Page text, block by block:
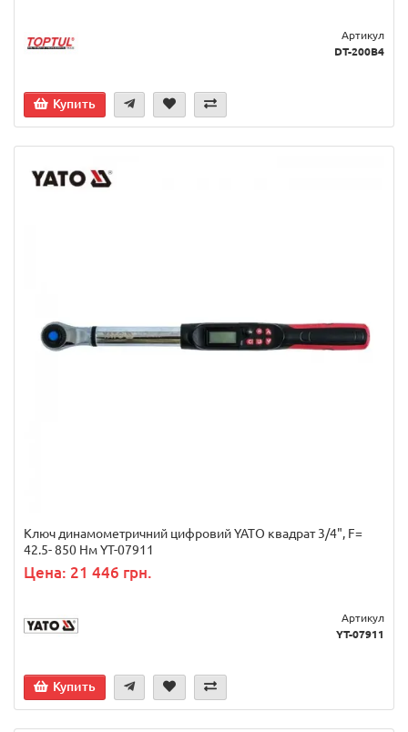
Артикул
DT-200B4
Купить
Ключ динамометричний цифровий YATO квадрат 3/4", F=
42.5- 850 Нм YT-07911
Цена: 21 446 грн.
Артикул
YT-07911
Купить